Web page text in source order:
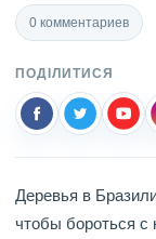
0 комментариев
ПОДІЛИТИСЯ
Деревья в
чтобы бороться с